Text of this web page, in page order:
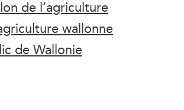
de l’agriculture
wallonne
de Wallonie